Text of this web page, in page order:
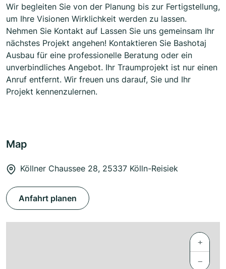
Wir begleiten Sie von der Planung bis zur Fertigstellung,
um Ihre Visionen Wirklichkeit werden zu lassen.
Nehmen Sie Kontakt auf Lassen Sie uns gemeinsam Ihr
nächstes Projekt angehen! Kontaktieren Sie Bashotaj
Ausbau für eine professionelle Beratung oder ein
unverbindliches Angebot. Ihr Traumprojekt ist nur einen
Anruf entfernt. Wir freuen uns darauf, Sie und Ihr
Projekt kennenzulernen.
Map
Köllner Chaussee 28, 25337 Kölln-Reisiek
Anfahrt planen
+
−